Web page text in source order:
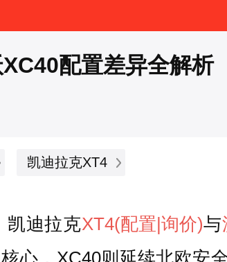
配置差异全解析
凯迪拉克XT4
凯迪拉克XT4(配置 |询价)与
心，XC40则延续北欧安